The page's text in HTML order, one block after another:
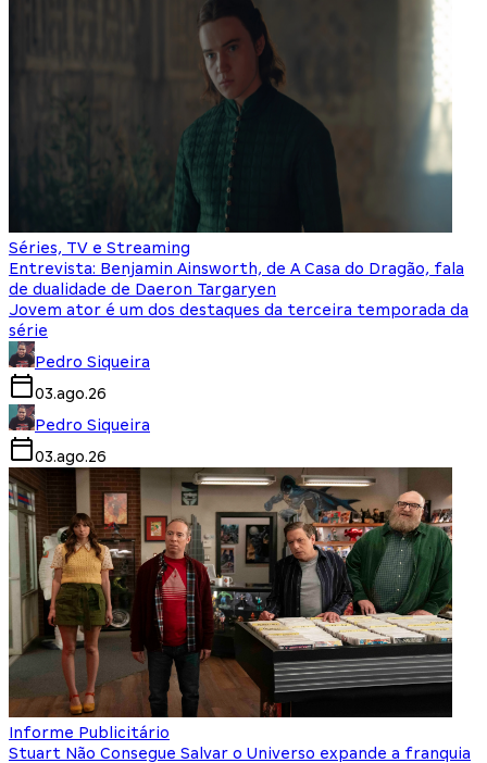
Séries, TV e Streaming
Entrevista: Benjamin Ainsworth, de A Casa do Dragão, fala
de dualidade de Daeron Targaryen
Jovem ator é um dos destaques da terceira temporada da
série
Pedro Siqueira
03.ago.26
Pedro Siqueira
03.ago.26
Informe Publicitário
Stuart Não Consegue Salvar o Universo expande a franquia